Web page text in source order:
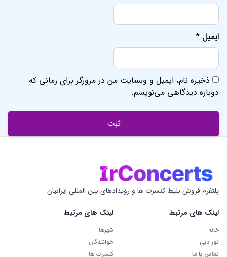
ایمیل *
ذخیره نام، ایمیل و وبسایت من در مرورگر برای زمانی که
دوباره دیدگاهی می‌نویسم.
پلتفرم فروش بلیط کنسرت ها و رویدادهای بین المللی ایرانیان
لینک های مرتبط
خانه
تور دبی
تماس با ما
لینک های مرتبط
شهرها
خوانندگان
کنسرت ها